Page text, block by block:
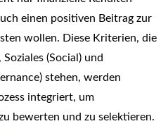
einen positiven Beitrag zur
wollen. Diese Kriterien, die
(Social) und
stehen, werden
integriert, um
bewerten und zu selektieren.